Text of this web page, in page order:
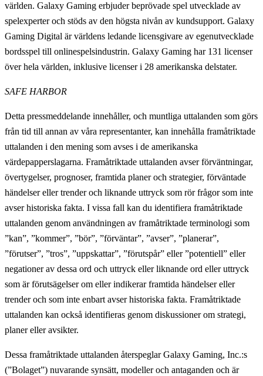
världen. Galaxy Gaming erbjuder beprövade spel utvecklade av
spelexperter och stöds av den högsta nivån av kundsupport. Galaxy
Gaming Digital är världens ledande licensgivare av egenutvecklade
bordsspel till onlinespelsindustrin. Galaxy Gaming har 131 licenser
över hela världen, inklusive licenser i 28 amerikanska delstater.
SAFE HARBOR
Detta pressmeddelande innehåller, och muntliga uttalanden som görs
från tid till annan av våra representanter, kan innehålla framåtriktade
uttalanden i den mening som avses i de amerikanska
värdepapperslagarna. Framåtriktade uttalanden avser förväntningar,
övertygelser, prognoser, framtida planer och strategier, förväntade
händelser eller trender och liknande uttryck som rör frågor som inte
avser historiska fakta. I vissa fall kan du identifiera framåtriktade
uttalanden genom användningen av framåtriktade terminologi som
”kan”, ”kommer”, ”bör”, ”förväntar”, ”avser”, ”planerar”,
”förutser”, ”tros”, ”uppskattar”, ”förutspår” eller ”potentiell” eller
negationer av dessa ord och uttryck eller liknande ord eller uttryck
som är förutsägelser om eller indikerar framtida händelser eller
trender och som inte enbart avser historiska fakta. Framåtriktade
uttalanden kan också identifieras genom diskussioner om strategi,
planer eller avsikter.
Dessa framåtriktade uttalanden återspeglar Galaxy Gaming, Inc.:s
(”Bolaget”) nuvarande synsätt, modeller och antaganden och är